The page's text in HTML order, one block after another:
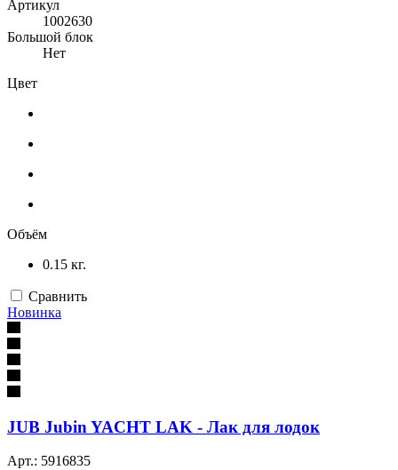
Артикул
1002630
Большой блок
Нет
Цвет
Объём
0.15 кг.
Сравнить
Новинка
JUB Jubin YACHT LAK - Лак для лодок
Арт.: 5916835